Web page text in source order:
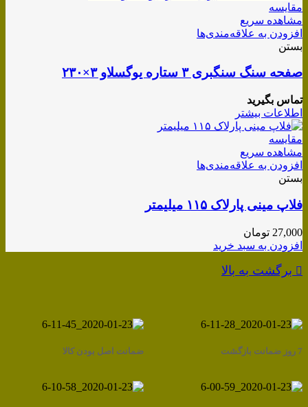
مقایسه
مشاهده سریع
افزودن به علاقه‌مندی‌ها
بستن
صفحه سنگ سنگبری ۳ ستاره یوگسلاو ۳×۲۳۰
تماس بگیرید
اطلاعات بیشتر
مقایسه
مشاهده سریع
افزودن به علاقه‌مندی‌ها
بستن
فلاپ مینی پارلاک ۱۱۵ میلیمتر
27,000 تومان
افزودن به سبد خرید
برگشت به بالا
ضمانت اصل بودن کالا 7 روز ضمانت بازگشت